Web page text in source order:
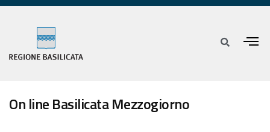
On line Basilicata Mezzogiorno